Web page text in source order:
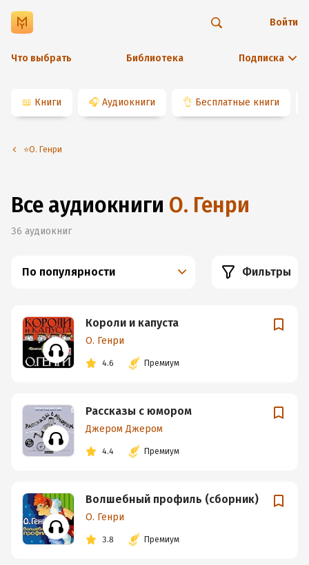
Что выбрать Библиотека Подписка
Войти
📖 Книги 🎧 Аудиокниги 👌 Бесплатные книги
⭐️О. Генри
Все аудиокниги О. Генри
36 аудиокниг
По популярности Фильтры
Короли и капуста
О. Генри
4.6 Премиум
Рассказы с юмором
Джером Джером
4.4 Премиум
Волшебный профиль (сборник)
О. Генри
3.8 Премиум